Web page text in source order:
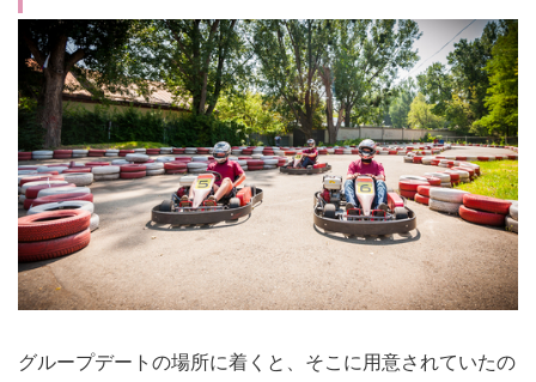
グループデートの場所に着くと、そこに用意されていたの